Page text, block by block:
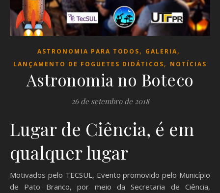
ASTRONOMIA PARA TODOS, GALERIA,
LANÇAMENTO DE FOGUETES DIDÁTICOS, NOTÍCIAS
Astronomia no Boteco
26 de setembro de 2018
Lugar de Ciência, é em
qualquer lugar
Motivados pelo TECSUL, Evento promovido pelo Município
de Pato Branco, por meio da Secretaria de Ciência,